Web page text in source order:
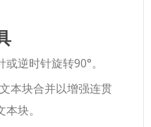
或逆时针旋转90°。
本块合并以增强连贯
块。